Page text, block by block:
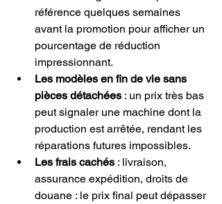
référence quelques semaines
avant la promotion pour afficher un
pourcentage de réduction
impressionnant.
Les modèles en fin de vie sans
pièces détachées : un prix très bas
peut signaler une machine dont la
production est arrêtée, rendant les
réparations futures impossibles.
Les frais cachés : livraison,
assurance expédition, droits de
douane : le prix final peut dépasser